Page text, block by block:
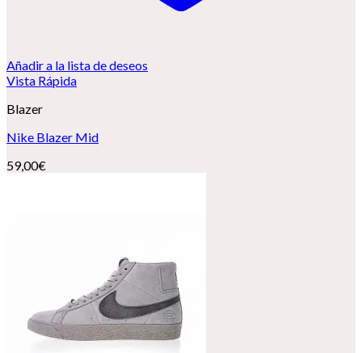
Añadir a la lista de deseos
Vista Rápida
Blazer
Nike Blazer Mid
59,00€